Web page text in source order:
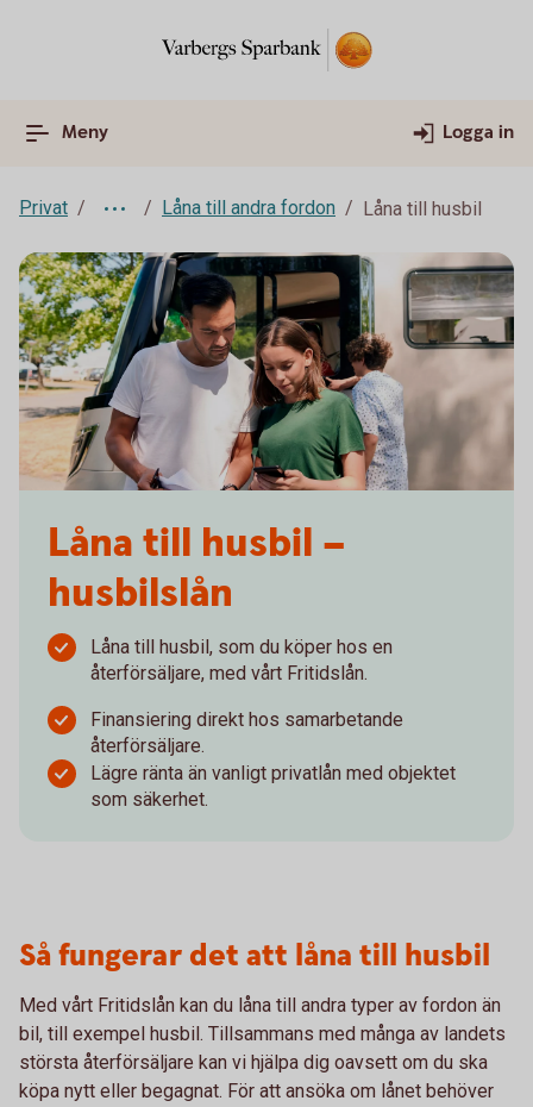
Meny Logga in
Privat Låna till andra fordon Låna till husbil
Låna till husbil –
husbilslån
Låna till husbil, som du köper hos en
återförsäljare, med vårt Fritidslån.
Finansiering direkt hos samarbetande
återförsäljare.
Lägre ränta än vanligt privatlån med objektet
som säkerhet.
Så fungerar det att låna till husbil
Med vårt Fritidslån kan du låna till andra typer av fordon än
bil, till exempel husbil. Tillsammans med många av landets
största återförsäljare kan vi hjälpa dig oavsett om du ska
köpa nytt eller begagnat. För att ansöka om lånet behöver